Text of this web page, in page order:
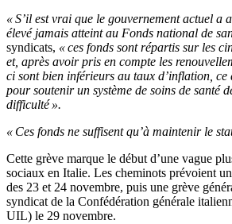
« S’il est vrai que le gouvernement actuel a
élevé jamais atteint au Fonds national de
syndicats, « ces fonds sont répartis sur les
et, après avoir pris en compte les
ci sont bien inférieurs au taux d’inflation, ce
pour soutenir un système de soins de santé
difficulté ».
« Ces fonds ne suffisent qu’à maintenir le
Cette grève marque le début d’une vague
sociaux en Italie. Les cheminots prévoient
des 23 et 24 novembre, puis une grève
syndicat de la Confédération générale
UIL) le 29 novembre.